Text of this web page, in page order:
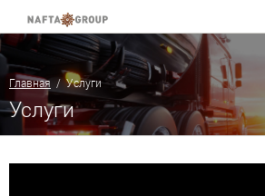
Главная / Услуги
Услуги